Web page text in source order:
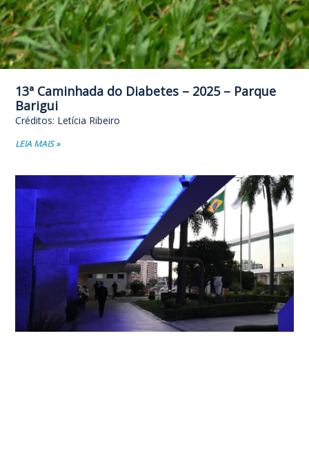
13ª Caminhada do Diabetes – 2025 – Parque
Barigui
Créditos: Letícia Ribeiro
LEIA MAIS »